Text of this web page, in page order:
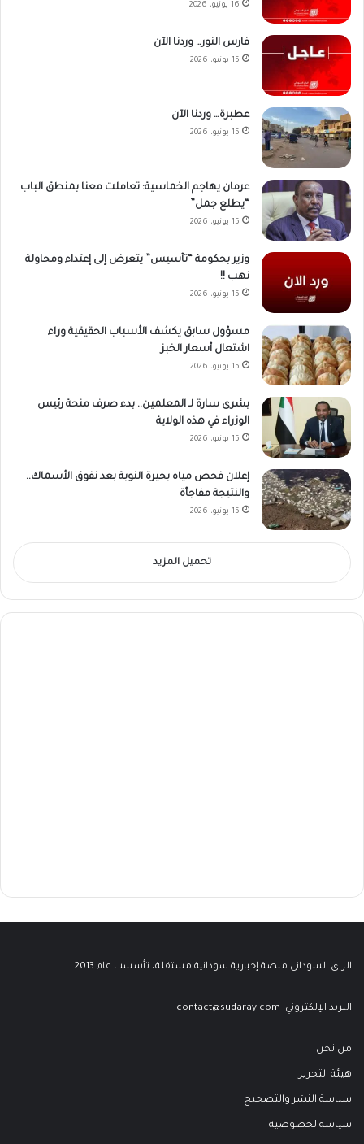
16 يونيو، 2026
فارس النور… وردنا الآن
15 يونيو، 2026
عطبرة… وردنا الآن
15 يونيو، 2026
عرمان يهاجم الخماسية: تعاملت معنا بمنطق الباب
“يطلع جمل”
15 يونيو، 2026
وزير بحكومة “تأسيس” يتعرض إلى إعتداء ومحاولة
نهب !!
15 يونيو، 2026
مسؤول سابق يكشف الأسباب الحقيقية وراء
اشتعال أسعار الخبز
15 يونيو، 2026
بشرى سارة لـ المعلمين.. بدء صرف منحة رئيس
الوزراء في هذه الولاية
15 يونيو، 2026
إعلان فحص مياه بحيرة النوبة بعد نفوق الأسماك..
والنتيجة مفاجأة
15 يونيو، 2026
تحميل المزيد
الراي السوداني منصة إخبارية سودانية مستقلة، تأسست عام 2013.
البريد الإلكتروني: contact@sudaray.com
من نحن
هيئة التحرير
سياسة النشر والتصحيح
سياسة لخصوصية